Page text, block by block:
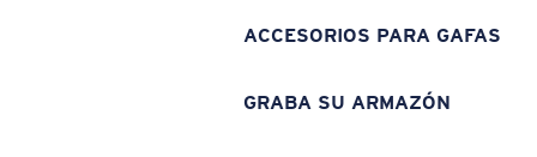
ACCESORIOS PARA GAFAS
GRABA SU ARMAZÓN